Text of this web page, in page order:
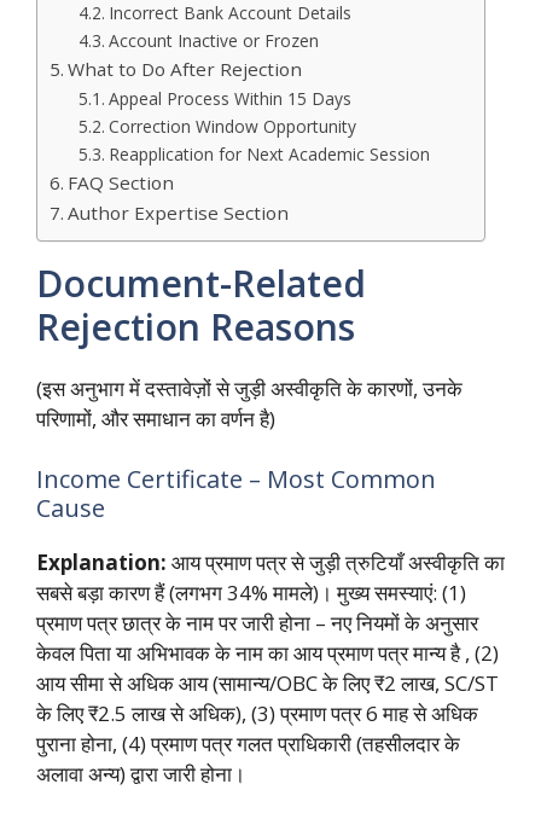
Incorrect Bank Account Details
Account Inactive or Frozen
What to Do After Rejection
Appeal Process Within 15 Days
Correction Window Opportunity
Reapplication for Next Academic Session
FAQ Section
Author Expertise Section
Document-Related
Rejection Reasons
(इस अनुभाग में दस्तावेज़ों से जुड़ी अस्वीकृति के कारणों, उनके
परिणामों, और समाधान का वर्णन है)
Income Certificate – Most Common
Cause
Explanation: आय प्रमाण पत्र से जुड़ी त्रुटियाँ अस्वीकृति का
सबसे बड़ा कारण हैं (लगभग 34% मामले)। मुख्य समस्याएं: (1)
प्रमाण पत्र छात्र के नाम पर जारी होना – नए नियमों के अनुसार
केवल पिता या अभिभावक के नाम का आय प्रमाण पत्र मान्य है, (2)
आय सीमा से अधिक आय (सामान्य/OBC के लिए ₹2 लाख, SC/ST
के लिए ₹2.5 लाख से अधिक), (3) प्रमाण पत्र 6 माह से अधिक
पुराना होना, (4) प्रमाण पत्र गलत प्राधिकारी (तहसीलदार के
अलावा अन्य) द्वारा जारी होना।